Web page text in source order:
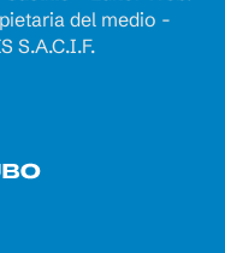
del medio -
S.A.C.I.F.